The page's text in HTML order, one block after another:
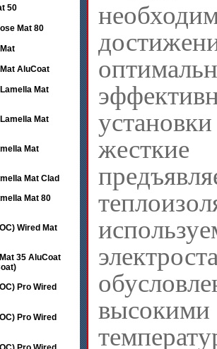
50
Mat 80
AluCoat
Mat
Mat
Mat
Mat Clad
Mat 80
Wired Mat
35 AluCoat
Pro Wired
Pro Wired
жесткие